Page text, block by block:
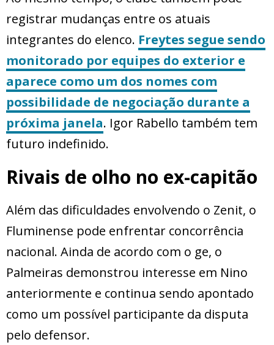
registrar mudanças entre os atuais
integrantes do elenco. Freytes segue sendo
monitorado por equipes do exterior e
aparece como um dos nomes com
possibilidade de negociação durante a
próxima janela. Igor Rabello também tem
futuro indefinido.
Rivais de olho no ex-capitão
Além das dificuldades envolvendo o Zenit, o
Fluminense pode enfrentar concorrência
nacional. Ainda de acordo com o ge, o
Palmeiras demonstrou interesse em Nino
anteriormente e continua sendo apontado
como um possível participante da disputa
pelo defensor.